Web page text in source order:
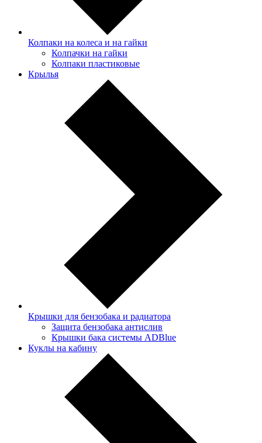
Колпаки на колеса и на гайки
Колпачки на гайки
Колпаки пластиковые
Крылья
Крышки для бензобака и радиатора
Защита бензобака антислив
Крышки бака системы ADBlue
Куклы на кабину